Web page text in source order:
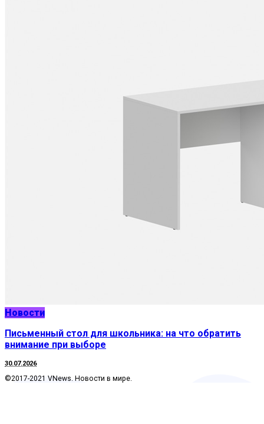
Новости
Письменный стол для школьника: на что обратить
внимание при выборе
30.07.2026
©2017-2021 VNews. Новости в мире.